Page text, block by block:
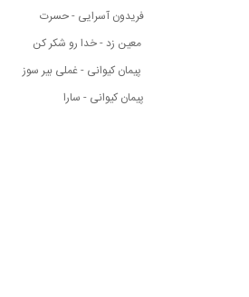
فریدون آسرایی - حسرت
معین زد - خدا رو شکر کن
پیمان کیوانی - غملی بیر سوز
پیمان کیوانی - سارا